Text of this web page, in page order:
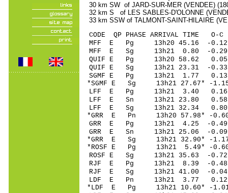
30 km SW of JARD-SUR-MER (VENDEE)
32 km S of LES SABLES-D'OLONNE
33 km SSW of TALMONT-SAINT-HILAIRE
CODE QP PHASE ARRIVAL
MFF E Pg 13h20
MFF E Sg 13h21 0.80 -
QUIF E Pg 13h20
QUIF E Sg 13h21 23.31 -
SGMF E Pg 13h21
*SGMF E Sg 13h21 27.67* -
LFF E Pg 13h21
LFF E Sn 13h21
LFF E Sg 13h21 32.34
*GRR E Pn 13h20
GRR E Pg 13h21
GRR E Sn 13h21
*GRR E Sg 13h21 32.90* -
*ROSF E Pg 13h21
ROSF E Sg 13h21 35.63 -
RJF E Pg 13h21
RJF E Sg 13h21 41.00 -
LDF E Pn 13h21
*LDF E Pg 13h21